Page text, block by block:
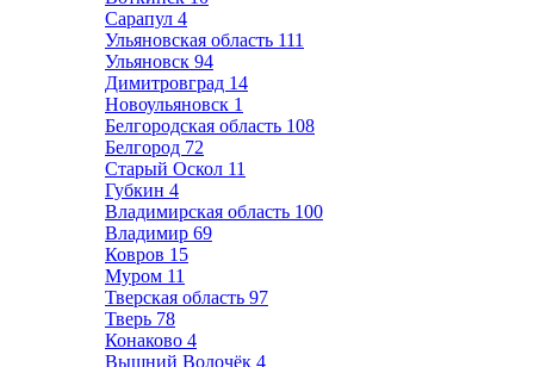
Сарапул 4
Ульяновская область 111
Ульяновск 94
Димитровград 14
Новоульяновск 1
Белгородская область 108
Белгород 72
Старый Оскол 11
Губкин 4
Владимирская область 100
Владимир 69
Ковров 15
Муром 11
Тверская область 97
Тверь 78
Конаково 4
Вышний Волочёк 4